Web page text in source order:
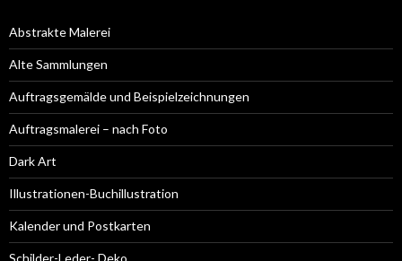
Abstrakte Malerei
Alte Sammlungen
Auftragsgemälde und Beispielzeichnungen
Auftragsmalerei – nach Foto
Dark Art
Illustrationen-Buchillustration
Kalender und Postkarten